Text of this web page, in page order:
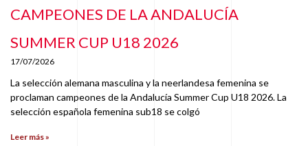
CAMPEONES DE LA ANDALUCÍA
SUMMER CUP U18 2026
17/07/2026
La selección alemana masculina y la neerlandesa femenina se
proclaman campeones de la Andalucía Summer Cup U18 2026. La
selección española femenina sub18 se colgó
Leer más »